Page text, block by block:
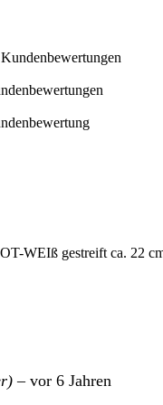
Kundenbewertungen
WEIß gestreift ca. 22
– vor 6 Jahren